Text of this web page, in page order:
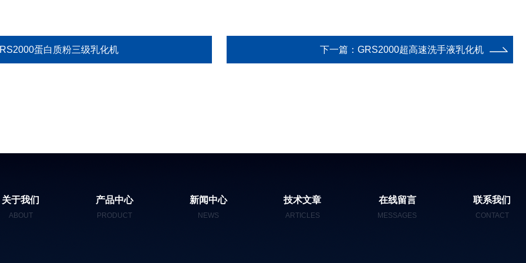
蛋白质粉三级乳化机 下一篇： GRS2000超高速洗手液乳化机
关于我们
ABOUT
产品中心
PRODUCT
新闻中心
NEWS
技术文章
ARTICLES
在线留言
MESSAGES
联系我们
CONTACT